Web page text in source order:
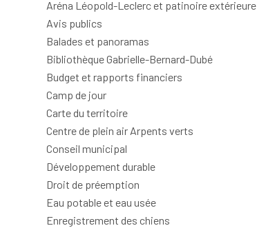
Aréna Léopold-Leclerc et patinoire extérieure
Avis publics
Balades et panoramas
Bibliothèque Gabrielle-Bernard-Dubé
Budget et rapports financiers
Camp de jour
Carte du territoire
Centre de plein air Arpents verts
Conseil municipal
Développement durable
Droit de préemption
Eau potable et eau usée
Enregistrement des chiens